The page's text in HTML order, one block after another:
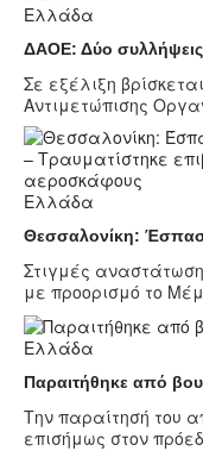
Ελλάδα
ΔΑΟΕ: Δύο συλλήψεις
Σε εξέλιξη
Αντιμετώπισης
Ελλάδα
Θεσσαλονίκη:
Στιγμές
με προορισμό το
Ελλάδα
Παραιτήθηκε από
Την παραίτησή του
επισήμως στον